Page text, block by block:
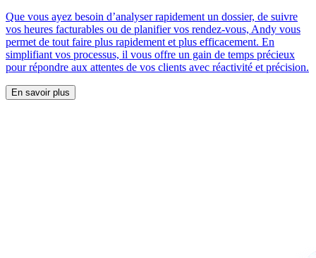
Que vous ayez besoin d’analyser rapidement un dossier, de suivre
vos heures facturables ou de planifier vos rendez-vous, Andy vous
permet de tout faire plus rapidement et plus efficacement. En
simplifiant vos processus, il vous offre un gain de temps précieux
pour répondre aux attentes de vos clients avec réactivité et précision.
En savoir plus